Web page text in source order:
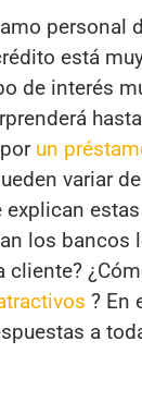
personal
está
de interés
un
variar
explican
los bancos
cliente?
? En
a